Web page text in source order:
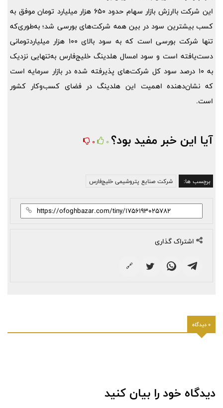
این شرکت باارزش بازار سهام حدود 650 هزار میلیارد تومان موفق به
کسب بیشترین سود در بین همه شرکت‌های بورسی شد؛ به‌طوری‌که
تنها شرکت بورسی است که به سود بالای 100 هزار میلیاردتومانی
دست‌یافته است و سود امسال هلدینگ خلیج‌فارس به‌تنهایی نزدیک
به 10 درصد سود کل شرکت‌های پذیرفته شده در بازار سرمایه است
که نشان‌دهنده اهمیت این هلدینگ در فضای کسب‌وکار کشور
است.
آیا این خبر مفید بود؟ 0
0
برچسب ها: شرکت صنایع پتروشیمی خلیج‌فارس
اشتراک گذاری
🔗
0 دیدگاه
دیدگاه خود را بیان کنید